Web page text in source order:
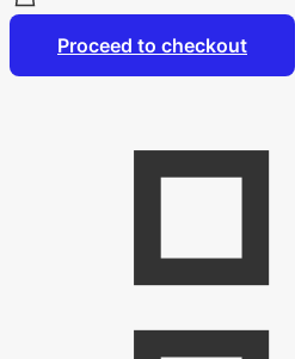
Proceed to checkout